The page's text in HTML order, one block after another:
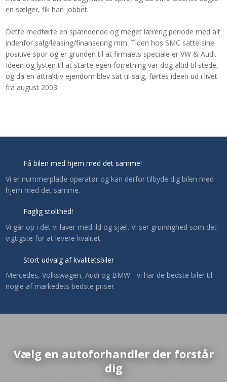
en sælger, fik han jobbet.
​Dette medførte en spændende og meget lærerig periode med alt
indenfor salg/leasing/finansering mm. Tiden hos SMC satte sine
positive spor og er grunden til at firmaets speciale er VW & Audi.
Ideen og lysten til at starte egen forretning var dog altid til stede,
og da en attraktiv ejendom blev sat til salg, førtes ideen ud i livet
fra august 2003.​​
Få bilen med hjem med det samme!
​Vi er nummerplade operatør og kan derfor tilbyde dig bilen med
hjem med det samme.
Faglig stolthed!
​Vi går op i det vi laver med ild og sjæl. Vi ser grundighed som det
vigtigste for at levere kvalitet.​
Stort udvalg af kvalitetsbiler
​Mercedes, Volkswagen, Audi og BMW - vi har de bedste biler til
nogle af markedets bedste priser.
Vælg en autoforhandler der forstår
dig